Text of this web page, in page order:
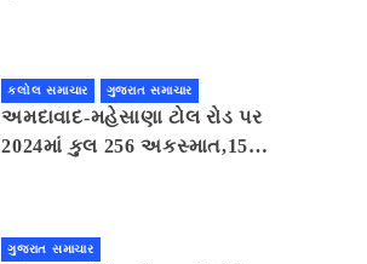
કલોલ સમાચાર ગુજરાત સમાચાર
અમદાવાદ-મહેસાણા ટોલ રોડ પર
2024માં કુલ 256 અકસ્માત,15
ગુજરાત સમાચાર